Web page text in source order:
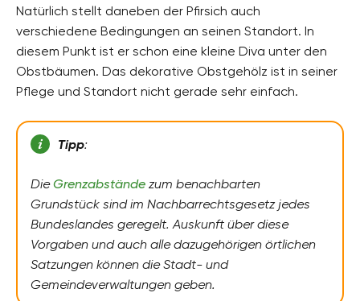
Natürlich stellt daneben der Pfirsich auch
verschiedene Bedingungen an seinen Standort. In
diesem Punkt ist er schon eine kleine Diva unter den
Obstbäumen. Das dekorative Obstgehölz ist in seiner
Pflege und Standort nicht gerade sehr einfach.
Tipp:
DieGrenzabstände zum benachbarten
Grundstück sind im Nachbarrechtsgesetz jedes
Bundeslandes geregelt. Auskunft über diese
Vorgaben und auch alle dazugehörigen örtlichen
Satzungen können die Stadt- und
Gemeindeverwaltungen geben.